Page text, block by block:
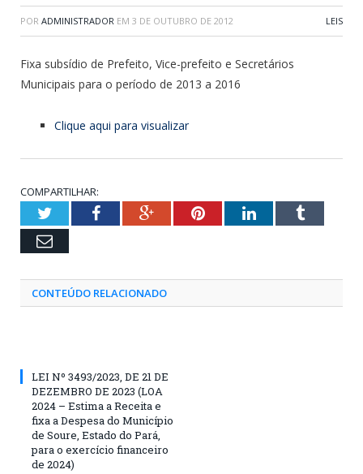
POR ADMINISTRADOR EM 3 DE OUTUBRO DE 2012 LEIS
Fixa subsídio de Prefeito, Vice-prefeito e Secretários
Municipais para o período de 2013 a 2016
Clique aqui para visualizar
COMPARTILHAR:
TwitterFacebookGoogle+PinterestLinkedInTumblr
Email
CONTEÚDO RELACIONADO
LEI Nº 3493/2023, DE 21 DE
DEZEMBRO DE 2023 (LOA
2024 – Estima a Receita e
fixa a Despesa do Município
de Soure, Estado do Pará,
para o exercício financeiro
de 2024)